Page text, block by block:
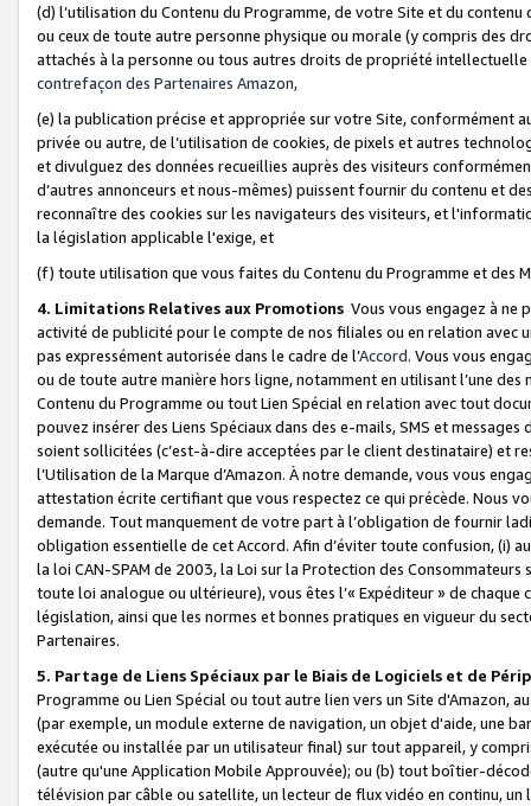
(d) l’utilisation du Contenu du Programme, de votre Site et du
ou ceux de toute autre personne physique ou morale (y compris des
attachés à la personne ou tous autres droits de propriété
contrefaçon des Partenaires Amazon,
(e) la publication précise et appropriée sur votre Site, conformément
privée ou autre, de l’utilisation de cookies, de pixels et autres
et divulguez des données recueillies auprès des visiteurs
d’autres annonceurs et nous-mêmes) puissent fournir du contenu et
reconnaître des cookies sur les navigateurs des visiteurs, et
la législation applicable l'exige, et
(f) toute utilisation que vous faites du Contenu du Programme et des
4. Limitations Relatives aux Promotions Vous vous engagez à ne
activité de publicité pour le compte de nos filiales ou en relation avec
pas expressément autorisée dans le cadre de l’Accord. Vous vous
ou de toute autre manière hors ligne, notamment en utilisant l’une
Contenu du Programme ou tout Lien Spécial en relation avec tout
pouvez insérer des Liens Spéciaux dans des e-mails, SMS et
soient sollicitées (c’est-à-dire acceptées par le client destinataire) et
l’Utilisation de la Marque d’Amazon. À notre demande, vous vous
attestation écrite certifiant que vous respectez ce qui précède. Nous
demande. Tout manquement de votre part à l’obligation de fournir
obligation essentielle de cet Accord. Afin d’éviter toute confusion, (i)
la loi CAN-SPAM de 2003, la Loi sur la Protection des
toute loi analogue ou ultérieure), vous êtes l’« Expéditeur » de
législation, ainsi que les normes et bonnes pratiques en vigueur du
Partenaires.
5. Partage de Liens Spéciaux par le Biais de Logiciels et de
Programme ou Lien Spécial ou tout autre lien vers un Site d'Amazon,
(par exemple, un module externe de navigation, un objet d'aide, une
exécutée ou installée par un utilisateur final) sur tout appareil, y
(autre qu'une Application Mobile Approuvée); ou (b) tout boîtier-
télévision par câble ou satellite, un lecteur de flux vidéo en continu,